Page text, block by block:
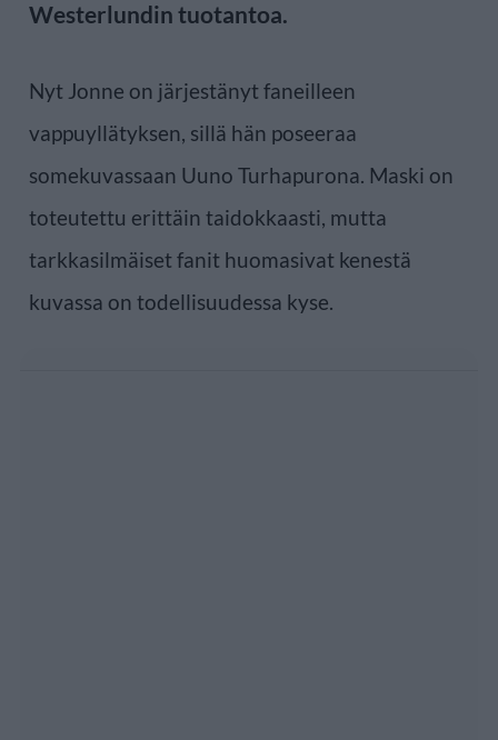
Westerlundin tuotantoa.
Nyt Jonne on järjestänyt faneilleen
vappuyllätyksen, sillä hän poseeraa
somekuvassaan Uuno Turhapurona. Maski on
toteutettu erittäin taidokkaasti, mutta
tarkkasilmäiset fanit huomasivat kenestä
kuvassa on todellisuudessa kyse.